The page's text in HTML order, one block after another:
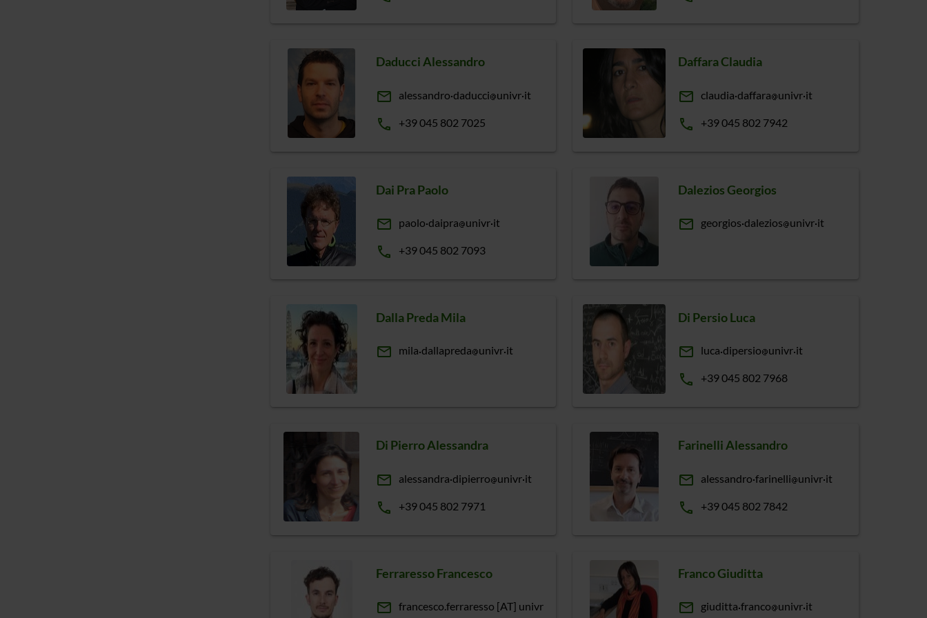
Daducci Alessandro
email alessandro daducci univr it
phone +39 045 802 7025
Daffara Claudia
email claudia daffara univr it
phone +39 045 802 7942
Dai Pra Paolo
email paolo daipra univr it
phone +39 045 802 7093
Dalezios Georgios
email georgios dalezios univr it
Dalla Preda Mila
email mila dallapreda univr it
Di Persio Luca
email luca dipersio univr it
phone +39 045 802 7968
Di Pierro Alessandra
email alessandra dipierro univr it
phone +39 045 802 7971
Farinelli Alessandro
email alessandro farinelli univr it
phone +39 045 802 7842
Ferraresso Francesco
email francesco.ferraresso [AT] univr
Franco Giuditta
email giuditta franco univr it